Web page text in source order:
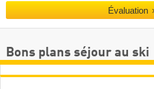
Évaluation
Bons plans séjour au ski